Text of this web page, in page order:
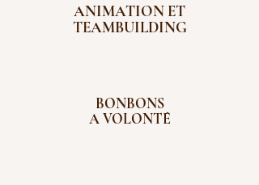
ANIMATION ET
TEAMBUILDING
BONBONS
A VOLONTÉ